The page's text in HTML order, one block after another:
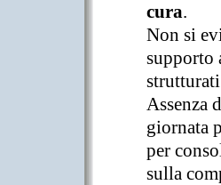
cura.
Non si
supporto
Assenza
giornata
per
sulla